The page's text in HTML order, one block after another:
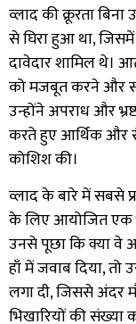
व्लाद की क्रूरता
से घिरा हुआ था, जिसमें
दावेदार शामिल थे।
को मजबूत करने और
उन्होंने अपराध और
करते हुए आर्थिक और
कोशिश की।
व्लाद के बारे में सबसे
के लिए आयोजित एक
उनसे पूछा कि क्या वे
हाँ में जवाब दिया,
लगा दी, जिससे अंदर
भिखारियों की